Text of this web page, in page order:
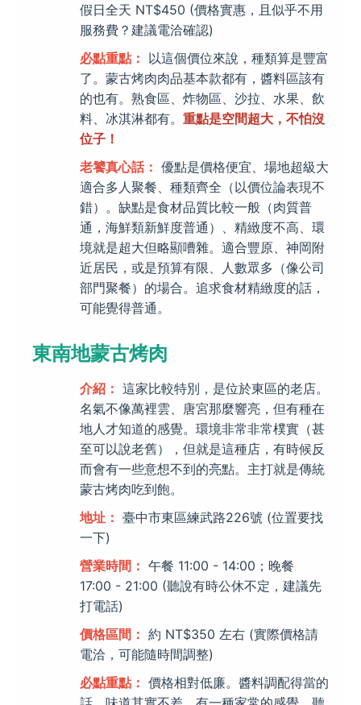
假日全天 NT$450 (價格實惠，且似乎不用
服務費？建議電洽確認)
必點重點： 以這個價位來說，種類算是豐富
了。蒙古烤肉肉品基本款都有，醬料區該有
的也有。熟食區、炸物區、沙拉、水果、飲
料、冰淇淋都有。 重點是空間超大，不怕沒
位子！
老饕真心話： 優點是價格便宜、場地超級大
適合多人聚餐、種類齊全（以價位論表現不
錯）。缺點是食材品質比較一般（肉質普
通，海鮮類新鮮度普通）、精緻度不高、環
境就是超大但略顯嘈雜。適合豐原、神岡附
近居民，或是預算有限、人數眾多（像公司
部門聚餐）的場合。追求食材精緻度的話，
可能覺得普通。
東南地蒙古烤肉
介紹： 這家比較特別，是位於東區的老店。
名氣不像萬裡雲、唐宮那麼響亮，但有種在
地人才知道的感覺。環境非常非常樸實（甚
至可以說老舊），但就是這種店，有時候反
而會有一些意想不到的亮點。主打就是傳統
蒙古烤肉吃到飽。
地址： 臺中市東區練武路226號 (位置要找
一下)
營業時間： 午餐 11:00 - 14:00；晚餐
17:00 - 21:00 (聽說有時公休不定，建議先
打電話)
價格區間： 約 NT$350 左右 (實際價格請
電洽，可能隨時間調整)
必點重點： 價格相對低廉。醬料調配得當的